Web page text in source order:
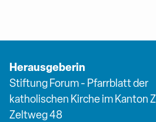
Herausgeberin
Stiftung Forum - Pfarrblatt der
katholischen Kirche im Kanton
Zeltweg 48